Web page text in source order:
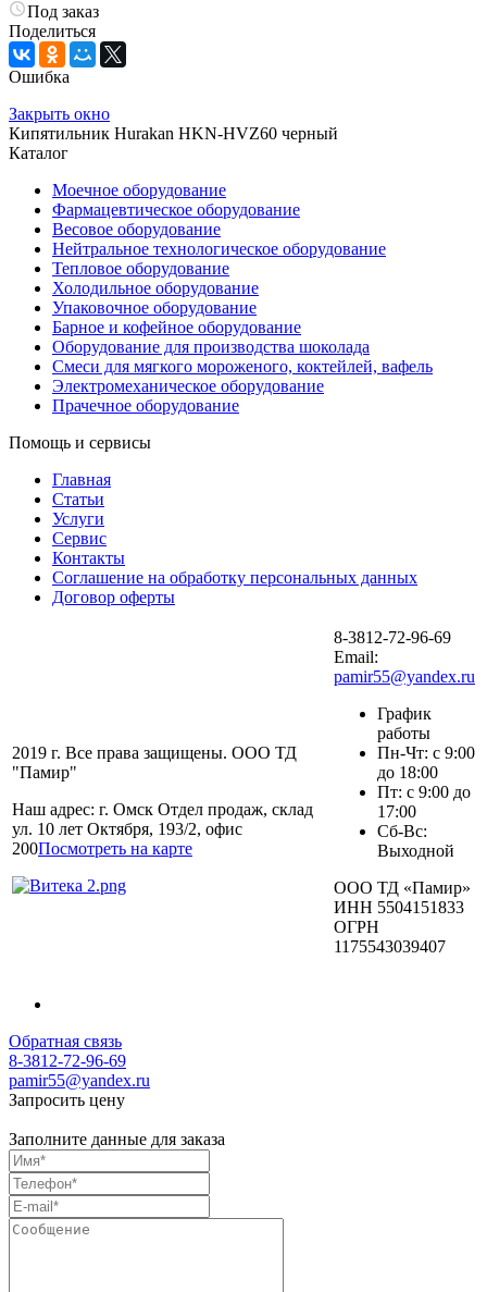
Под заказ
Поделиться
Ошибка
Закрыть окно
Кипятильник Hurakan HKN-HVZ60 черный
Каталог
Моечное оборудование
Фармацевтическое оборудование
Весовое оборудование
Нейтральное технологическое оборудование
Тепловое оборудование
Холодильное оборудование
Упаковочное оборудование
Барное и кофейное оборудование
Оборудование для производства шоколада
Смеси для мягкого мороженого, коктейлей, вафель
Электромеханическое оборудование
Прачечное оборудование
Помощь и сервисы
Главная
Статьи
Услуги
Сервис
Контакты
Соглашение на обработку персональных данных
Договор оферты
2019 г. Все права защищены. ООО ТД
"Памир"
Наш адрес: г. Омск Отдел продаж, склад
ул. 10 лет Октября, 193/2, офис
200Посмотреть на карте
8-3812-72-96-69
Email:
pamir55@yandex.ru
График
работы
Пн-Чт: с 9:00
до 18:00
Пт: с 9:00 до
17:00
Сб-Вс:
Выходной
ООО ТД «Памир»
ИНН 5504151833
ОГРН
1175543039407
Обратная связь
8-3812-72-96-69
pamir55@yandex.ru
Запросить цену
Заполните данные для заказа